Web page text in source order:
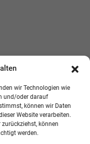
wir Technologien wie
und/oder darauf
können wir Daten
Website verarbeiten.
können
werden.